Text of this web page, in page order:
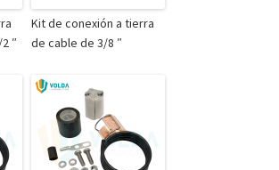
″
Kit de conexión a tierra
de cable de 3/8 ″